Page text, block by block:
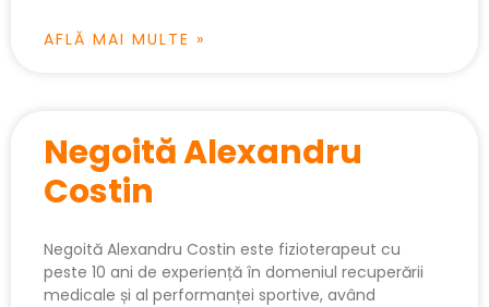
AFLĂ MAI MULTE »
Negoită Alexandru
Costin
Negoită Alexandru Costin este fizioterapeut cu
peste 10 ani de experiență în domeniul recuperării
medicale și al performanței sportive, având